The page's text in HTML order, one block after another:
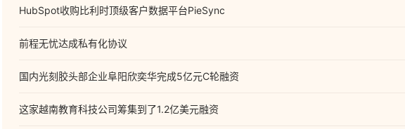
HubSpot收购比利时顶级客户数据平台PieSync
前程无忧达成私有化协议
国内光刻胶头部企业阜阳欣奕华完成5亿元C轮融资
这家越南教育科技公司筹集到了1.2亿美元融资